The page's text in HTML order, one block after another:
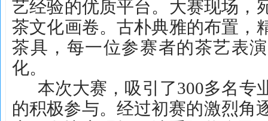
艺经验的优质平台。大赛现场，
茶文化画卷。古朴典雅的布置，
茶具，每一位参赛者的茶艺表
化。
本次大赛，吸引了300多名专
的积极参与。经过初赛的激烈角